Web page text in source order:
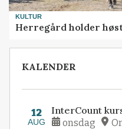
KULTUR
Herregård holder
KALENDER
12
AUG
InterCount
onsdag